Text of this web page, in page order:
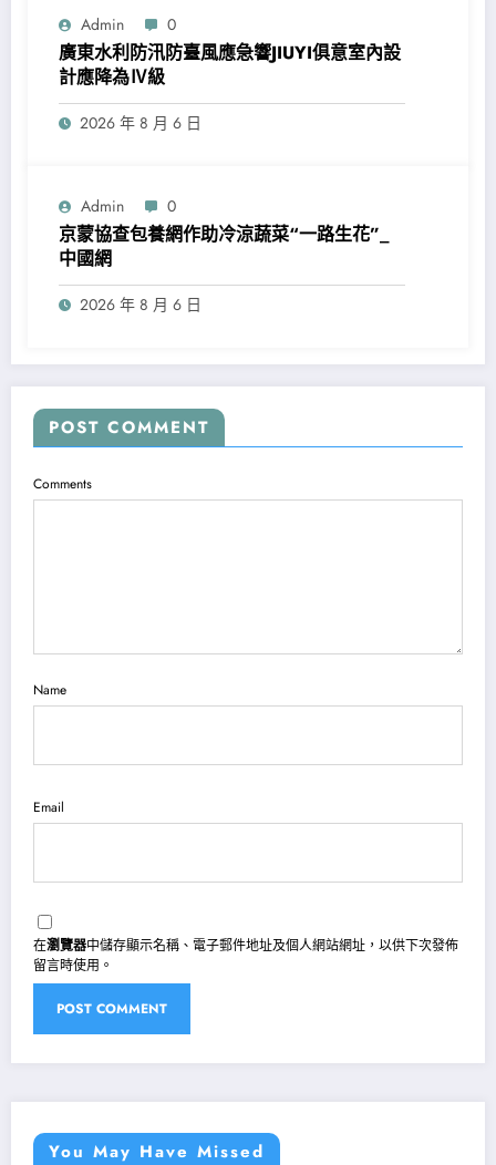
Admin 0
廣東水利防汛防臺風應急響JIUYI俱意室內設
計應降為Ⅳ級
2026 年 8 月 6 日
Admin 0
京蒙協查包養網作助冷涼蔬菜“一路生花”_
中國網
2026 年 8 月 6 日
POST COMMENT
Comments
Name
Email
在瀏覽器中儲存顯示名稱、電子郵件地址及個人網站網址，以供下次發佈
留言時使用。
You May Have Missed